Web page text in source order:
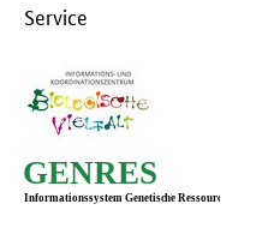
Service